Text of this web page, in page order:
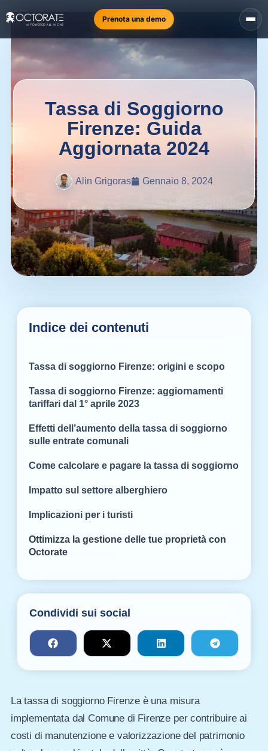
Prenota una demo
Tassa di Soggiorno
Firenze: Guida
Aggiornata 2024
Alin Grigoras Gennaio 8, 2024
Indice dei contenuti
Tassa di soggiorno Firenze: origini e scopo
Tassa di soggiorno Firenze: aggiornamenti
tariffari dal 1° aprile 2023
Effetti dell’aumento della tassa di soggiorno
sulle entrate comunali
Come calcolare e pagare la tassa di soggiorno
Impatto sul settore alberghiero
Implicazioni per i turisti
Ottimizza la gestione delle tue proprietà con
Octorate
Condividi sui social
La tassa di soggiorno Firenze è una misura
implementata dal Comune di Firenze per contribuire ai
costi di manutenzione e valorizzazione del patrimonio